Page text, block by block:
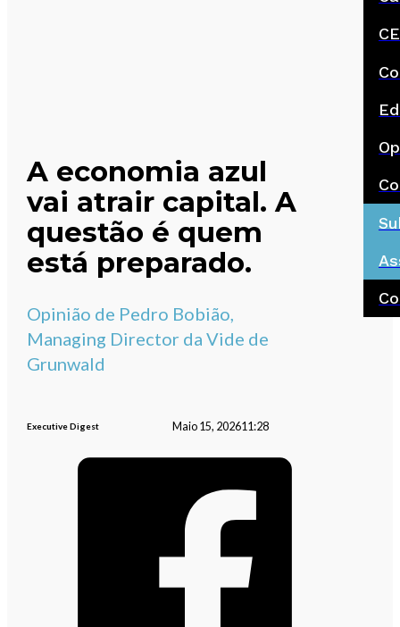
A economia azul
vai atrair capital. A
questão é quem
está preparado.
Opinião de Pedro Bobião,
Managing Director da Vide de
Grunwald
Executive Digest Maio 15, 202611:28